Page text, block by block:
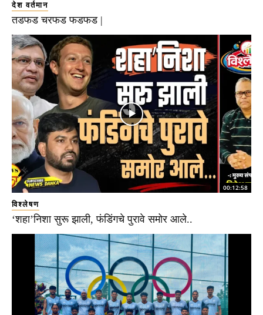
देश वर्तमान
तडफड चरफड फडफड |
00:12:58
विश्लेषण
‘शहा’निशा सुरू झाली, फंडिंगचे पुरावे समोर आले..